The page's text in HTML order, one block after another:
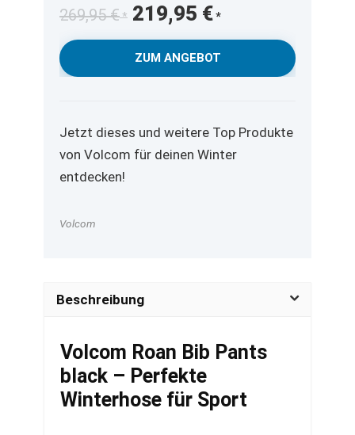
269,95€
Ursprünglicher
Preis
war:
269,95 €
219,95 € Aktueller
Preis
219,95 €.
ZUM ANGEBOT
Jetzt dieses und weitere Top Produkte
von Volcom für deinen Winter
entdecken!
Volcom
Beschreibung
Volcom Roan Bib Pants
black – Perfekte
Winterhose für Sport